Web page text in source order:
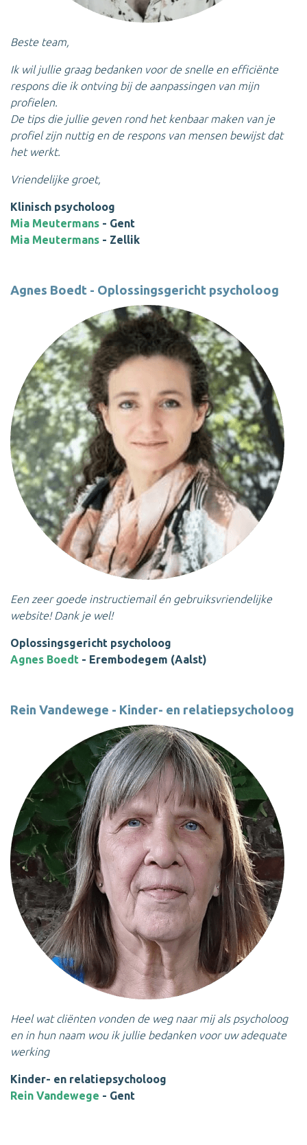
Beste team,
Ik wil jullie graag bedanken voor de snelle en efficiënte
respons die ik ontving bij de aanpassingen van mijn
profielen.
De tips die jullie geven rond het kenbaar maken van je
profielzijn nuttig en de respons van mensen bewijst dat
het werkt.
Vriendelijke groet,
Klinisch psycholoog
Mia Meutermans - Gent
Mia Meutermans - Zellik
Agnes Boedt - Oplossingsgericht psycholoog
Een zeer goede instructiemail én gebruiksvriendelijke
website! Dank je wel!
Oplossingsgericht psycholoog
Agnes Boedt - Erembodegem (Aalst)
Rein Vandewege - Kinder- en relatiepsycholoog
Heel wat cliënten vonden de weg naar mij als psycholoog
en in hun naam wou ik jullie bedanken voor uw adequate
werking
Kinder- en relatiepsycholoog
Rein Vandewege - Gent